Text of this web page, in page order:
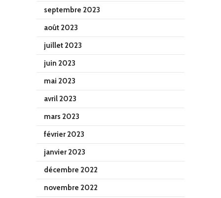
septembre 2023
août 2023
juillet 2023
juin 2023
mai 2023
avril 2023
mars 2023
février 2023
janvier 2023
décembre 2022
novembre 2022